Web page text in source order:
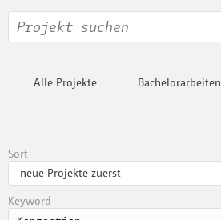
Alle Projekte Bachelorarbeiten
Sort
Keyword